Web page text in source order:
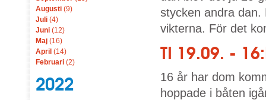
Augusti (9)
Juli (4)
Juni (12)
Maj (16)
April (14)
Februari (2)
2022
stycken andra
vikterna. För det
TI 19.09. -
16 år har dom
hoppade i båten